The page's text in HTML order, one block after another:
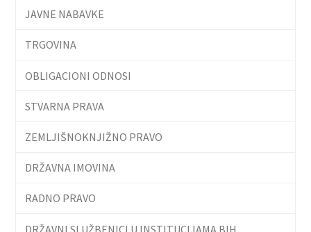
JAVNE NABAVKE
TRGOVINA
OBLIGACIONI ODNOSI
STVARNA PRAVA
ZEMLJIŠNOKNJIŽNO PRAVO
DRŽAVNA IMOVINA
RADNO PRAVO
DRŽAVNI SLUŽBENICI U INSTITUCIJAMA BIH